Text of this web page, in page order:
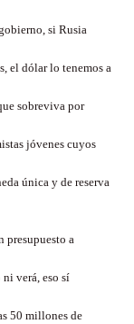
si Rusia
el dólar lo tenemos a
sobreviva por
jóvenes cuyos
única y de reserva
presupuesto a
verá, eso sí
50 millones de